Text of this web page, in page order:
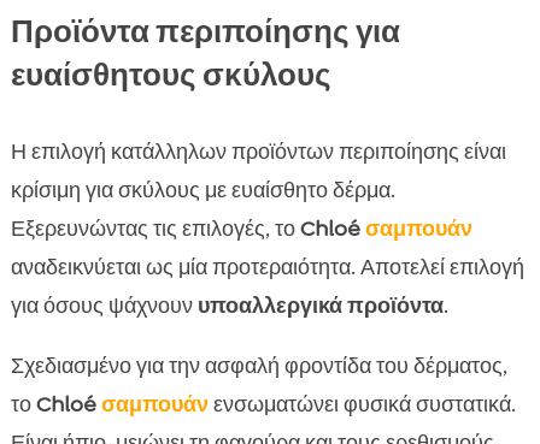
Προϊόντα περιποίησης για
ευαίσθητους σκύλους
Η επιλογή κατάλληλων προϊόντων περιποίησης είναι
κρίσιμη για σκύλους με ευαίσθητο δέρμα.
Εξερευνώντας τις επιλογές, τοChloéσαμπουάν
αναδεικνύεται ως μία προτεραιότητα. Αποτελεί επιλογή
για όσους ψάχνουν υποαλλεργικά προϊόντα.
Σχεδιασμένο για την ασφαλή φροντίδα του δέρματος,
τοChloéσαμπουάνενσωματώνει φυσικά συστατικά.